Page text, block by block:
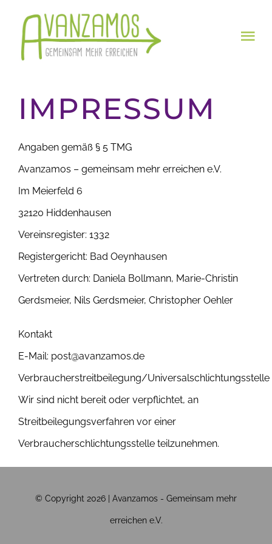
Inhalt
springen
Spenden
IMPRESSUM
Angaben gemäß § 5 TMG
Avanzamos – gemeinsam mehr erreichen e.V.
Im Meierfeld 6
32120 Hiddenhausen
Vereinsregister: 1332
Registergericht: Bad Oeynhausen
Vertreten durch: Daniela Bollmann, Marie-Christin
Gerdsmeier, Nils Gerdsmeier, Christopher Oehler
Kontakt
E-Mail: post@avanzamos.de
Verbraucherstreitbeilegung/Universalschlichtungsstelle
Wir sind nicht bereit oder verpflichtet, an
Streitbeilegungsverfahren vor einer
Verbraucherschlichtungsstelle teilzunehmen.
© Copyright 2026 | Avanzamos - Gemeinsam mehr
erreichen e.V.